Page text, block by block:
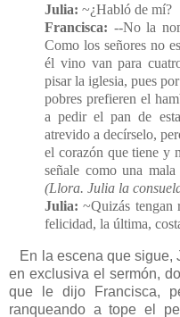
Julia: ~¿Habló de mí?
Francisca: --No la
Como los señores no
él vino van para
pisar la iglesia, pues
pobres prefieren el
a pedir el pan de
atrevido a decírselo,
el corazón que tiene y
señale como una
(Llora. Julia la
Julia: ~Quizás tengan
felicidad, la última,
En la escena que sigue,
en exclusiva el sermón,
que le dijo Francisca,
ranqueando a tope el